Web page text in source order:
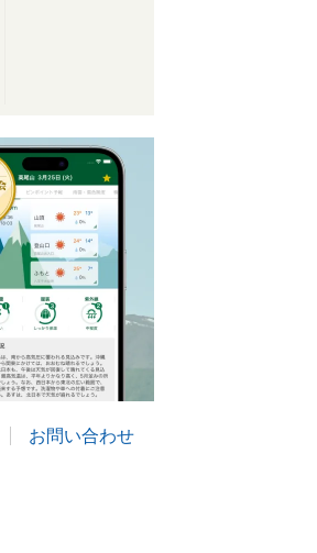
お問い合わせ